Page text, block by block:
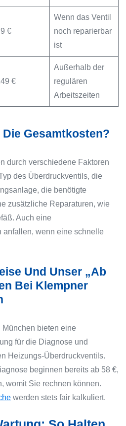
€
Wenn das Ventil
noch reparierbar
ist
€
Außerhalb der
regulären
Arbeitszeiten
Gesamtkosten?
durch verschiedene Faktoren
des Überdruckventils, die
die benötigte
zusätzliche Reparaturen, wie
Auch eine
anfallen, wenn eine schnelle
Und Unser „ab
Bei Klempner
bieten eine
für die Diagnose und
Heizungs-Überdruckventils.
beginnen bereits ab 58 €,
womit Sie rechnen können.
werden stets fair kalkuliert.